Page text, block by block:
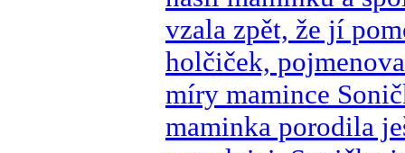
vzala zpět, že jí
holčiček,
míry mamince
maminka porodila